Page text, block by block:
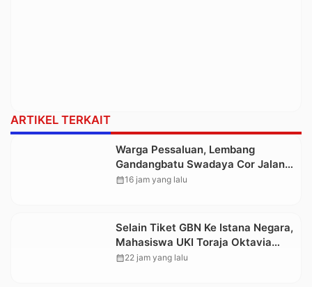
ARTIKEL TERKAIT
Warga Pessaluan, Lembang
Gandangbatu Swadaya Cor Jalan
Kabupaten
calendar_month16 jam yang lalu
Selain Tiket GBN Ke Istana Negara,
Mahasiswa UKI Toraja Oktavia
juga Lolos ke Pekan Seni
calendar_month22 jam yang lalu